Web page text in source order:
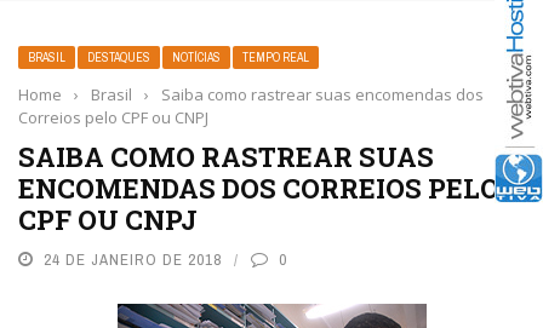
BRASIL DESTAQUES NOTÍCIAS TEMPO REAL
Home › Brasil ›
Saiba como rastrear suas encomendas dos
Correios pelo CPF ou CNPJ
SAIBA COMO RASTREAR SUAS
ENCOMENDAS DOS CORREIOS PELO
CPF OU CNPJ
24 DE JANEIRO DE 2018 0